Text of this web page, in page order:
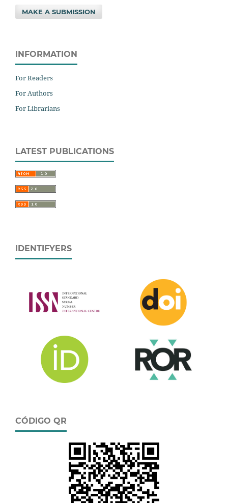
MAKE A SUBMISSION
INFORMATION
For Readers
For Authors
For Librarians
LATEST PUBLICATIONS
IDENTIFYERS
CÓDIGO QR